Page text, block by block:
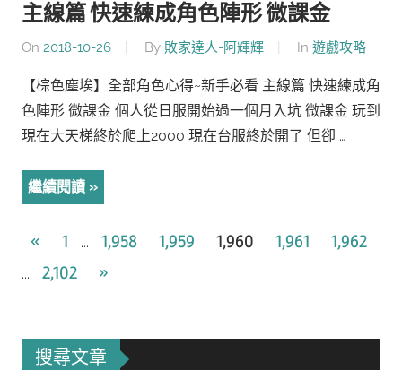
主線篇 快速練成角色陣形 微課金
On 2018-10-26 By 敗家達人-阿輝輝 In 遊戲攻略
【棕色塵埃】全部角色心得~新手必看 主線篇 快速練成角
色陣形 微課金 個人從日服開始過一個月入坑 微課金 玩到
現在大天梯終於爬上2000 現在台服終於開了 但卻 …
繼續閱讀
文
章
覽
« Previous
Posts
1 ... 1,958 1,959 1,960 1,961 1,962
... 2,102
Next
»
搜尋文章